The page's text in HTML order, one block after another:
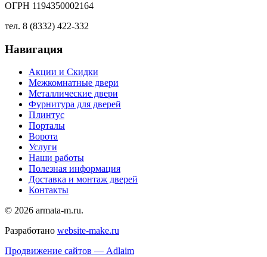
ОГРН 1194350002164
тел. 8 (8332) 422-332
Навигация
Акции и Скидки
Межкомнатные двери
Металлические двери
Фурнитура для дверей
Плинтус
Порталы
Ворота
Услуги
Наши работы
Полезная информация
Доставка и монтаж дверей
Контакты
© 2026 armata-m.ru.
Разработано website-make.ru
Продвижение сайтов — Adlaim